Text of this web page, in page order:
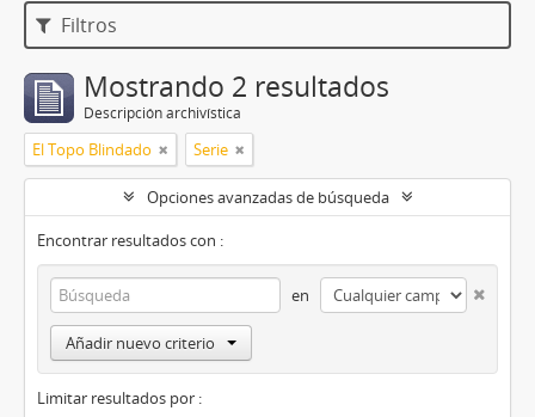
Filtros
Mostrando 2 resultados
Descripción archivística
El Topo Blindado Serie
Opciones avanzadas de búsqueda
Encontrar resultados con :
en
Añadir nuevo criterio
Limitar resultados por :